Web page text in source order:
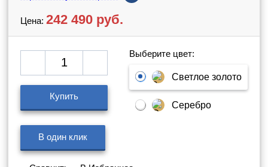
Цена:242 490 руб.
Выберите цвет:
Светлое золото
Серебро
Купить
В один клик